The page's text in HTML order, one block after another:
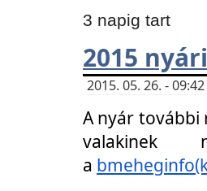
3 napig tart
2015
2015. 05. 26. -
A nyár további
a